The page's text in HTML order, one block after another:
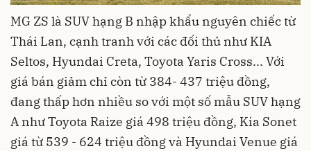
MG ZS là SUV hạng B nhập khẩu nguyên chiếc từ
Thái Lan, cạnh tranh với các đối thủ như KIA
Seltos, Hyundai Creta, Toyota Yaris Cross... Với
giá bán giảm chỉ còn từ 384- 437 triệu đồng,
đang thấp hơn nhiều so với một số mẫu SUV hạng
A như Toyota Raize giá 498 triệu đồng, Kia Sonet
giá từ 539 - 624 triệu đồng và Hyundai Venue giá